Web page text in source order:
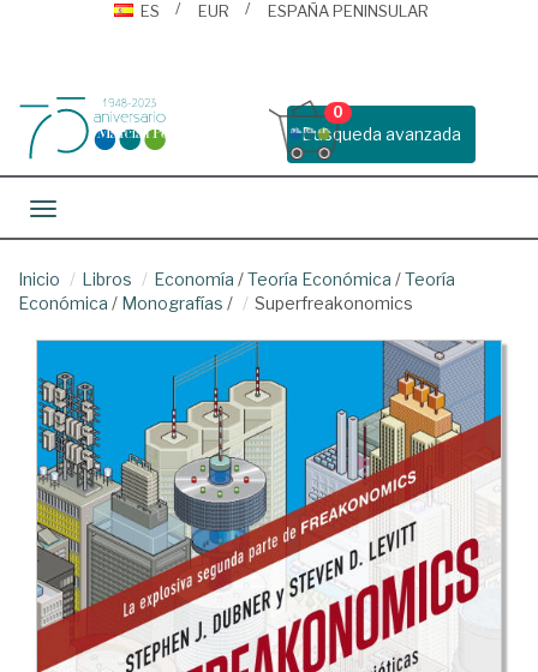
ES
EUR ESPAÑA PENINSULAR
Busqueda avanzada
0
Toggle navigation
Inicio Libros Economía /Teoría Económica /Teoría
Económica / Monografías / Superfreakonomics